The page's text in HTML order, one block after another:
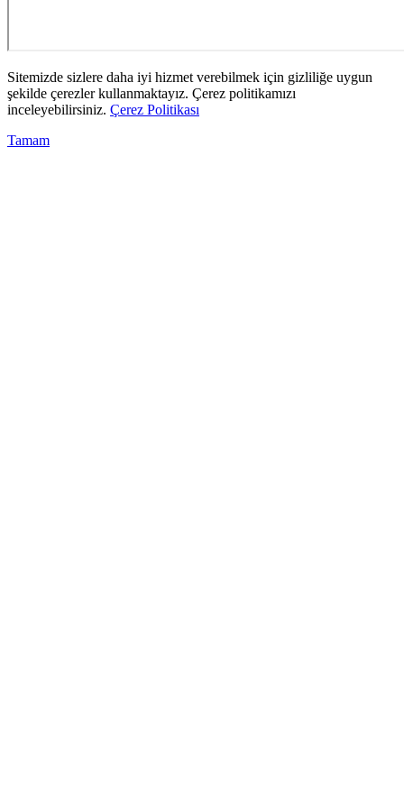
Sitemizde sizlere daha iyi hizmet verebilmek için gizliliğe uygun
şekilde çerezler kullanmaktayız. Çerez politikamızı
inceleyebilirsiniz. Çerez Politikası
Tamam